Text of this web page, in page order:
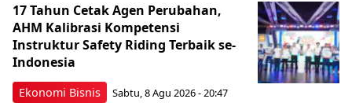
Ekonomi Bisnis
17 Tahun Cetak Agen Perubahan,
AHM Kalibrasi Kompetensi
Instruktur Safety Riding Terbaik se-
Indonesia
Sabtu, 8 Agu 2026 - 20:47